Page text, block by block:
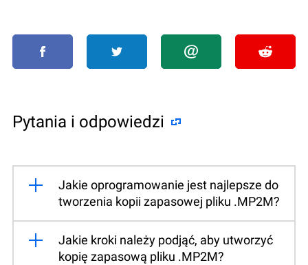
Pytania i odpowiedzi
Jakie oprogramowanie jest najlepsze do
tworzenia kopii zapasowej pliku .MP2M?
Jakie kroki należy podjąć, aby utworzyć
kopię zapasową pliku .MP2M?